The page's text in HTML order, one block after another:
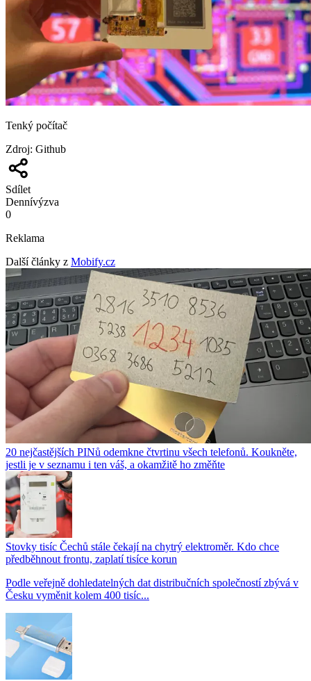
Tenký počítač
Zdroj: Github
Sdílet
Dennívýzva
0
Reklama
Další články z Mobify.cz
20 nejčastějších PINů odemkne čtvrtinu všech telefonů. Koukněte,
jestli je v seznamu i ten váš, a okamžitě ho změňte
Stovky tisíc Čechů stále čekají na chytrý elektroměr. Kdo chce
předběhnout frontu, zaplatí tisíce korun
Podle veřejně dohledatelných dat distribučních společností zbývá v
Česku vyměnit kolem 400 tisíc...